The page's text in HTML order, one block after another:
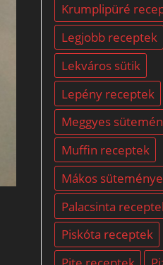
Krumplipüré
Legjobb receptek
Lekváros sütik
Lepény receptek
Meggyes
Muffin receptek
Mákos
Palacsinta
Piskóta receptek